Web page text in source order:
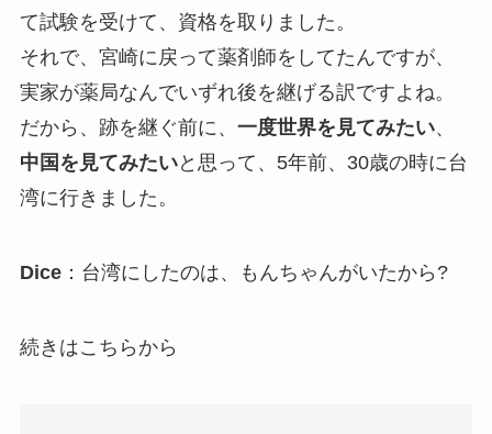
て試験を受けて、資格を取りました。
それで、宮崎に戻って薬剤師をしてたんですが、
実家が薬局なんでいずれ後を継げる訳ですよね。
だから、跡を継ぐ前に、 一度世界を見てみたい、
中国を見てみたいと思って、5年前、30歳の時に台
湾に行きました。
Dice：台湾にしたのは、もんちゃんがいたから?
続きはこちらから